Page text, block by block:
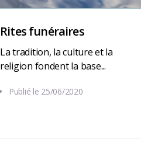
Rites funéraires
La tradition, la culture et la
religion fondent la base...
Publié le 25/06/2020